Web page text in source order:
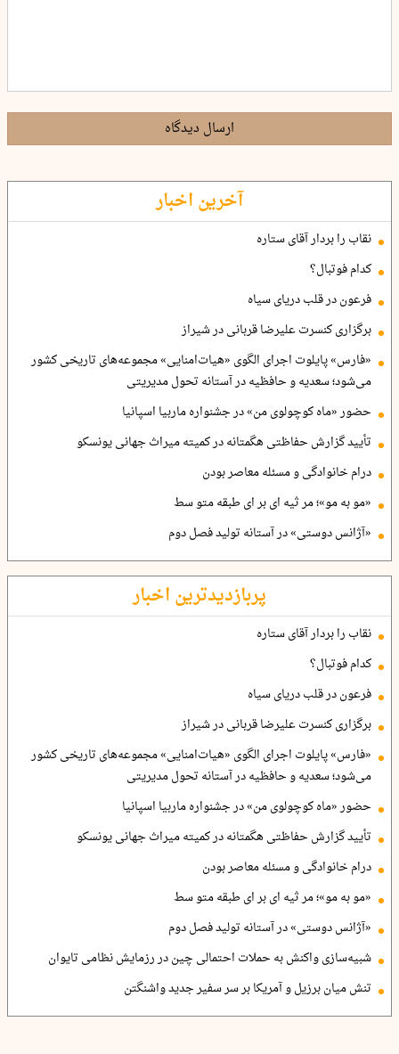
ارسال دیدگاه
آخرین اخبار
نقاب را بردار آقای ستاره
کدام فوتبال؟
فرعون در قلب دریای سیاه
برگزاری کنسرت علیرضا قربانی در شیراز
«فارس» پایلوت اجرای الگوی «هیات‌امنایی» مجموعه‌های تاریخی کشور
می‌شود؛ سعدیه و حافظیه در آستانه تحول مدیریتی
حضور «ماه کوچولوی من» در جشنواره ماربیا اسپانیا
تأیید گزارش حفاظتی هگمتانه در کمیته میراث جهانی یونسکو
درام خانوادگی و مسئله معاصر بودن
«مو به مو»؛ مر ثیه ای بر ای طبقه متو سط
«آژانس دوستی» در آستانه تولید فصل دوم
پربازدیدترین اخبار
نقاب را بردار آقای ستاره
کدام فوتبال؟
فرعون در قلب دریای سیاه
برگزاری کنسرت علیرضا قربانی در شیراز
«فارس» پایلوت اجرای الگوی «هیات‌امنایی» مجموعه‌های تاریخی کشور
می‌شود؛ سعدیه و حافظیه در آستانه تحول مدیریتی
حضور «ماه کوچولوی من» در جشنواره ماربیا اسپانیا
تأیید گزارش حفاظتی هگمتانه در کمیته میراث جهانی یونسکو
درام خانوادگی و مسئله معاصر بودن
«مو به مو»؛ مر ثیه ای بر ای طبقه متو سط
«آژانس دوستی» در آستانه تولید فصل دوم
شبیه‌سازی واکنش به حملات احتمالی چین در رزمایش نظامی تایوان
تنش میان برزیل و آمریکا بر سر سفیر جدید واشنگتن